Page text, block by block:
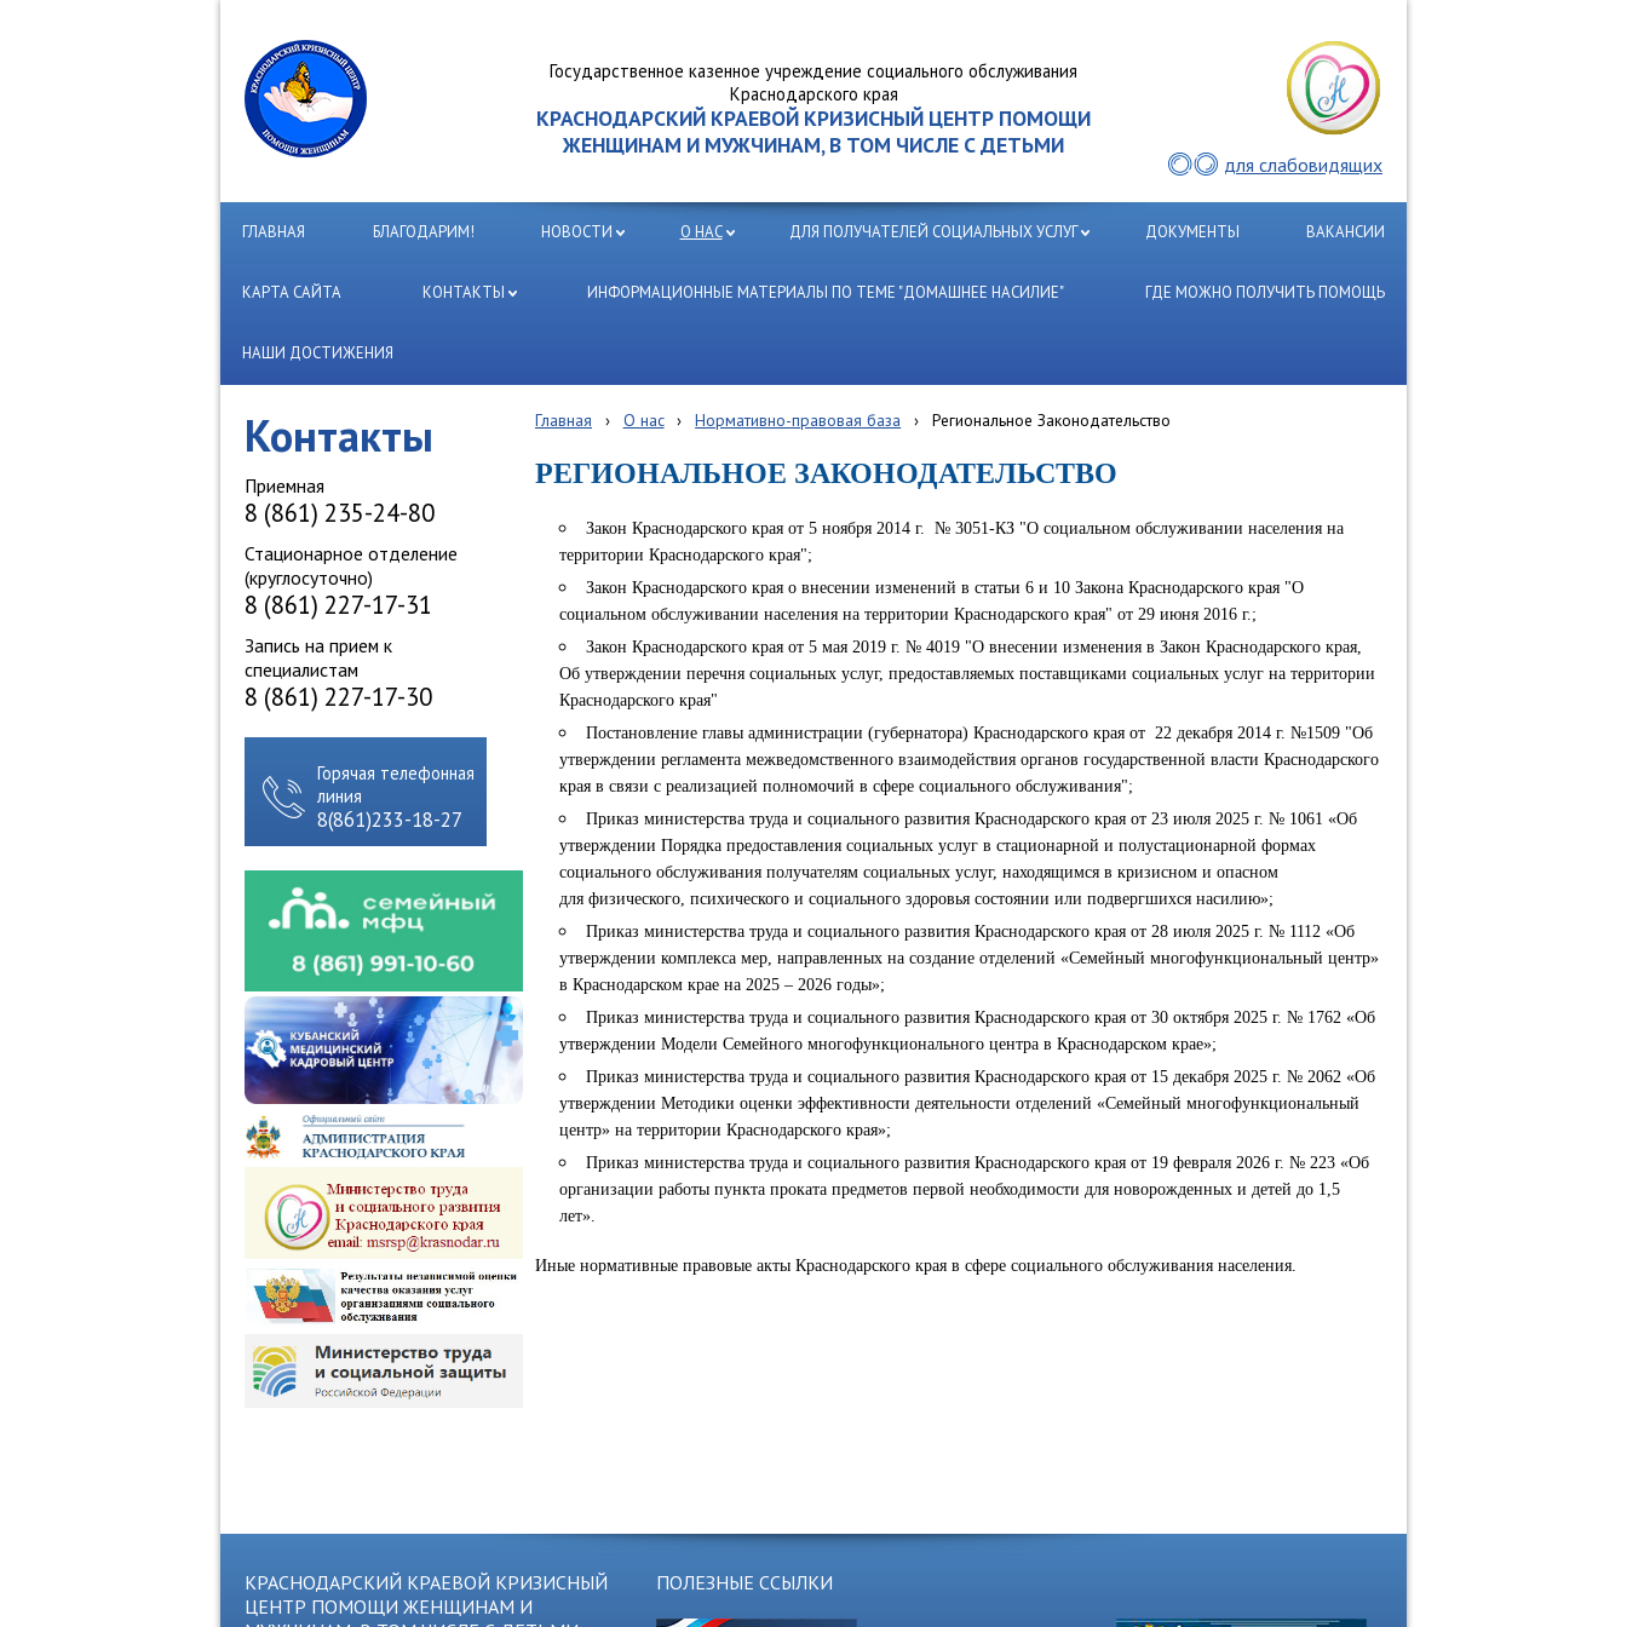
для слабовидящих
Государственное казенное учреждение социального обслуживания
Краснодарского края
КРАСНОДАРСКИЙ КРАЕВОЙ КРИЗИСНЫЙ ЦЕНТР ПОМОЩИ
ЖЕНЩИНАМ И МУЖЧИНАМ, В ТОМ ЧИСЛЕ С ДЕТЬМИ
ГЛАВНАЯ БЛАГОДАРИМ! НОВОСТИ О НАС ДЛЯ ПОЛУЧАТЕЛЕЙ СОЦИАЛЬНЫХ УСЛУГ ДОКУМЕНТЫ ВАКАНСИИ
КАРТА САЙТА КОНТАКТЫ ИНФОРМАЦИОННЫЕ МАТЕРИАЛЫ ПО ТЕМЕ "ДОМАШНЕЕ НАСИЛИЕ" ГДЕ МОЖНО ПОЛУЧИТЬ ПОМОЩЬ
НАШИ ДОСТИЖЕНИЯ
Контакты
Приемная
8 (861) 235-24-80
Стационарное отделение
(круглосуточно)
8 (861) 227-17-31
Запись на прием к
специалистам
8 (861) 227-17-30
Горячая телефонная
линия
8(861)233-18-27
Главная › О нас › Нормативно-правовая база › Региональное Законодательство
РЕГИОНАЛЬНОЕ ЗАКОНОДАТЕЛЬСТВО
Закон Краснодарского края от 5 ноября 2014 г. № 3051-КЗ "О социальном обслуживании населения на
территории Краснодарского края";
Закон Краснодарского края о внесении изменений в статьи 6 и 10 Закона Краснодарского края "О
социальном обслуживании населения на территории Краснодарского края" от 29 июня 2016 г.;
Закон Краснодарского края от 5 мая 2019 г. № 4019 "О внесении изменения в Закон Краснодарского края,
Об утверждении перечня социальных услуг, предоставляемых поставщиками социальных услуг на территории
Краснодарского края"
Постановление главы администрации (губернатора) Краснодарского края от 22 декабря 2014 г. №1509 "Об
утверждении регламента межведомственного взаимодействия органов государственной власти Краснодарского
края в связи с реализацией полномочий в сфере социального обслуживания";
Приказ министерства труда и социального развития Краснодарского края от 23 июля 2025 г. № 1061 «Об
утверждении Порядка предоставления социальных услуг в стационарной и полустационарной формах
социального обслуживания получателям социальных услуг, находящимся в кризисном и опасном
для физического, психического и социального здоровья состоянии или подвергшихся насилию»;
Приказ министерства труда и социального развития Краснодарского края от 28 июля 2025 г. № 1112 «Об
утверждении комплекса мер, направленных на создание отделений «Семейный многофункциональный центр»
в Краснодарском крае на 2025 – 2026 годы»;
Приказ министерства труда и социального развития Краснодарского края от 30 октября 2025 г. № 1762 «Об
утверждении Модели Семейного многофункционального центра в Краснодарском крае»;
Приказ министерства труда и социального развития Краснодарского края от 15 декабря 2025 г. № 2062 «Об
утверждении Методики оценки эффективности деятельности отделений «Семейный многофункциональный
центр» на территории Краснодарского края»;
Приказ министерства труда и социального развития Краснодарского края от 19 февраля 2026 г. № 223 «Об
организации работы пункта проката предметов первой необходимости для новорожденных и детей до 1,5
лет».
Иные нормативные правовые акты Краснодарского края в сфере социального обслуживания населения.
КРАСНОДАРСКИЙ КРАЕВОЙ КРИЗИСНЫЙ
ЦЕНТР ПОМОЩИ ЖЕНЩИНАМ И
ПОЛЕЗНЫЕ ССЫЛКИ